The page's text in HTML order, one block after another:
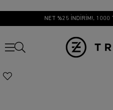
NET %25 İNDİRİM!, 1000